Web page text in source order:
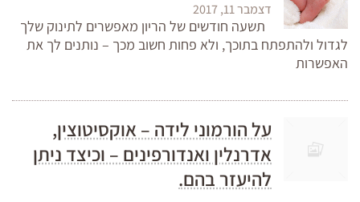
דצמבר 11, 2017
תשעה חודשים של הריון מאפשרים לתינוק שלך
לגדול ולהתפתח בתוכך, ולא פחות חשוב מכך – נותנים לך את
האפשרות
על הורמוני לידה – אוקסיטוצין,
אדרנלין ואנדורפינים – וכיצד ניתן
להיעזר בהם.